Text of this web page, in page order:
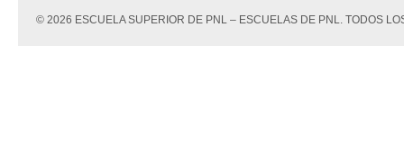
© 2026 ESCUELA SUPERIOR DE PNL – ESCUELAS DE PNL. TODOS